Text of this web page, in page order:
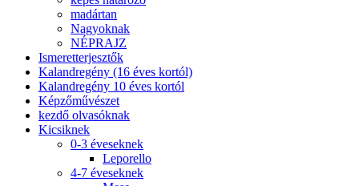
madártan
Nagyoknak
NÉPRAJZ
Ismeretterjesztők
Kalandregény (16 éves kortól)
Kalandregény 10 éves kortól
Képzőművészet
kezdő olvasóknak
Kicsiknek
0-3 éveseknek
Leporello
4-7 éveseknek